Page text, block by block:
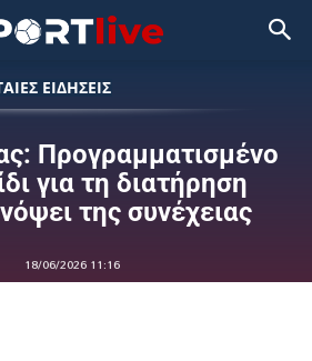
ΕΙΔΗΣΕΙΣ
Προγραμματισμένο
για τη διατήρηση
της συνέχειας
18/06/2026 11:16